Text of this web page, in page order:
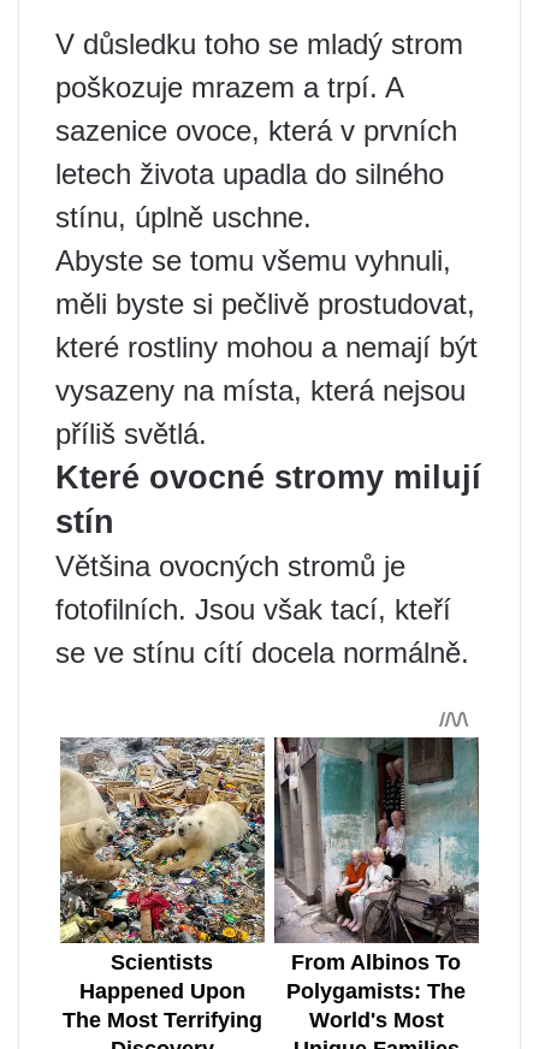
V důsledku toho se mladý strom
poškozuje mrazem a trpí. A
sazenice ovoce, která v prvních
letech života upadla do silného
stínu, úplně uschne.
Abyste se tomu všemu vyhnuli,
měli byste si pečlivě prostudovat,
které rostliny mohou a nemají být
vysazeny na místa, která nejsou
příliš světlá.
Které ovocné stromy milují
stín
Většina ovocných stromů je
fotofilních. Jsou však tací, kteří
se ve stínu cítí docela normálně.